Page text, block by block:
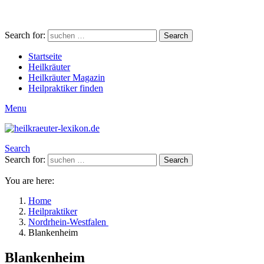
Search for: Search
Startseite
Heilkräuter
Heilkräuter Magazin
Heilpraktiker finden
Menu
Search
Search for:
Search
You are here:
Home
Heilpraktiker
Nordrhein-Westfalen
Blankenheim
Blankenheim